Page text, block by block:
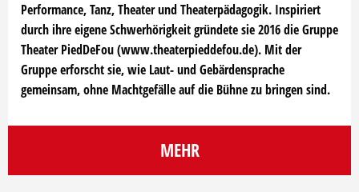
Performance, Tanz, Theater und Theaterpädagogik. Inspiriert
durch ihre eigene Schwerhörigkeit gründete sie 2016 die Gruppe
Theater PiedDeFou (www.theaterpieddefou.de). Mit der
Gruppe erforscht sie, wie Laut- und Gebärdensprache
gemeinsam, ohne Machtgefälle auf die Bühne zu bringen sind.
MEHR